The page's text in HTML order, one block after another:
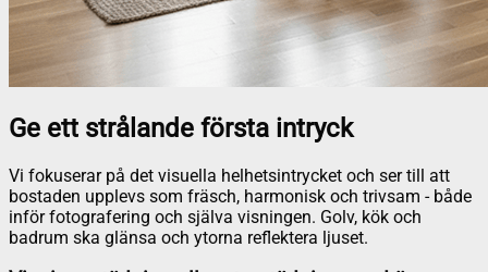
Ge ett strålande första intryck
Vi fokuserar på det visuella helhetsintrycket och ser till att
bostaden upplevs som fräsch, harmonisk och trivsam - både
inför fotografering och själva visningen. Golv, kök och
badrum ska glänsa och ytorna reflektera ljuset.